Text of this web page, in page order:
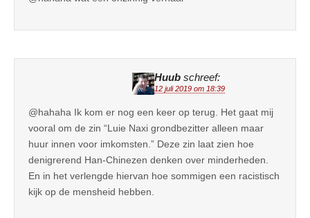
Huub schreef:
12 juli 2019 om 18:39
@hahaha Ik kom er nog een keer op terug. Het gaat mij
vooral om de zin “Luie Naxi grondbezitter alleen maar
huur innen voor imkomsten.” Deze zin laat zien hoe
denigrerend Han-Chinezen denken over minderheden.
En in het verlengde hiervan hoe sommigen een racistisch
kijk op de mensheid hebben.